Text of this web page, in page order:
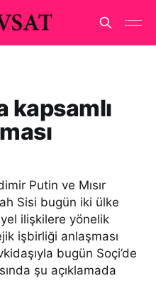
kapsamlı
Putin ve Mısır
Sisi bugün iki ülke
ilişkilere yönelik
işbirliği anlaşması
bugün Soçi’de
şu açıklamada